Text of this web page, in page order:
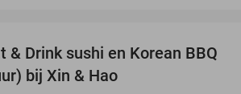
26%
& Drink sushi en Korean BBQ
bij Xin & Hao